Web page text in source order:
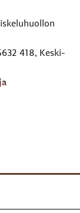
418, Keski-